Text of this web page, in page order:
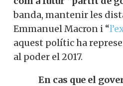
banda, mantenir les
Emmanuel Macron i “
aquest polític ha
al poder el 2017.
En cas que el